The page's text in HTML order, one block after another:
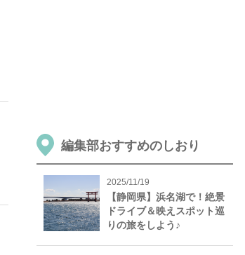
編集部おすすめのしおり
2025/11/19
【静岡県】浜名湖で！絶景
ドライブ＆映えスポット巡
りの旅をしよう♪